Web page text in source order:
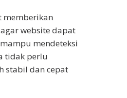
memberikan
website dapat
mendeteksi
tidak perlu
stabil dan cepat